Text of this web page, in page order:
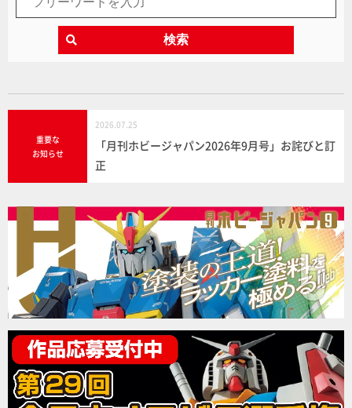
検索
重要な
お知らせ
2026.07.25
「月刊ホビージャパン2026年9月号」お詫びと訂
正